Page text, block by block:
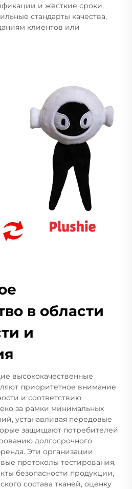
и жёсткие сроки,
стандарты качества,
клиентов или
в области
и
высококачественные
приоритетное внимание
и соответствию
за рамки минимальных
устанавливая передовые
защищают потребителей
долгосрочного
Эти организации
протоколы тестирования,
безопасности продукции,
состава тканей, оценку